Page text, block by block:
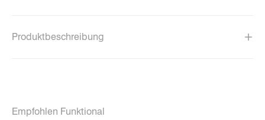
Produktbeschreibung
Empfohlen Funktional